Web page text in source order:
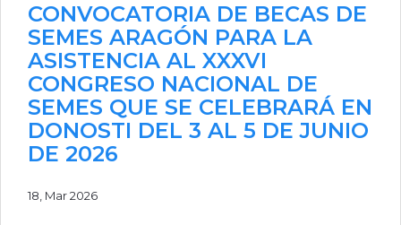
CONVOCATORIA DE BECAS DE
SEMES ARAGÓN PARA LA
ASISTENCIA AL XXXVI
CONGRESO NACIONAL DE
SEMES QUE SE CELEBRARÁ EN
DONOSTI DEL 3 AL 5 DE JUNIO
DE 2026
18, Mar 2026